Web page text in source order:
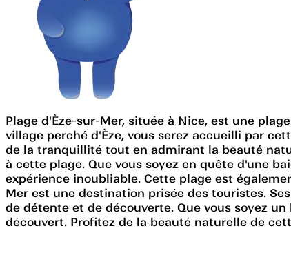
Plage d'Èze-sur-Mer, située à Nice, est une
village perché d'Èze, vous serez accueilli par
de la tranquillité tout en admirant la beauté
à cette plage. Que vous soyez en quête d'une
expérience inoubliable. Cette plage est
Mer est une destination prisée des touristes.
de détente et de découverte. Que vous soyez
découvert. Profitez de la beauté naturelle de